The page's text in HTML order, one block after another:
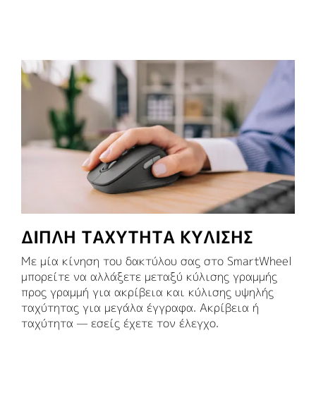
ΔΙΠΛΗ ΤΑΧΥΤΗΤΑ ΚΥΛΙΣΗΣ
Με μία κίνηση του δακτύλου σας στο SmartWheel
μπορείτε να αλλάξετε μεταξύ κύλισης γραμμής
προς γραμμή για ακρίβεια και κύλισης υψηλής
ταχύτητας για μεγάλα έγγραφα. Ακρίβεια ή
ταχύτητα — εσείς έχετε τον έλεγχο.